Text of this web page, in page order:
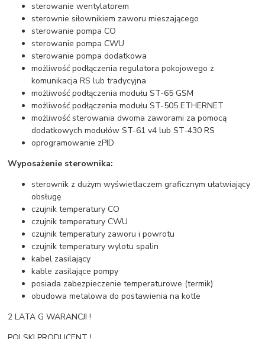
sterowanie wentylatorem
sterownie siłownikiem zaworu mieszającego
sterowanie pompa CO
sterowanie pompa CWU
sterowanie pompa dodatkowa
możliwość podłączenia regulatora pokojowego z
komunikacja RS lub tradycyjna
możliwość podłączenia modułu ST-65 GSM
możliwość podłączenia modułu ST-505 ETHERNET
możliwość sterowania dwoma zaworami za pomocą
dodatkowych modułów ST-61 v4 lub ST-430 RS
oprogramowanie zPID
Wyposażenie sterownika:
sterownik z dużym wyświetlaczem graficznym ułatwiający
obsługę
czujnik temperatury CO
czujnik temperatury CWU
czujnik temperatury zaworu i powrotu
czujnik temperatury wylotu spalin
kabel zasilający
kable zasilające pompy
posiada zabezpieczenie temperaturowe (termik)
obudowa metalowa do postawienia na kotle
2 LATA G WARANCJI !